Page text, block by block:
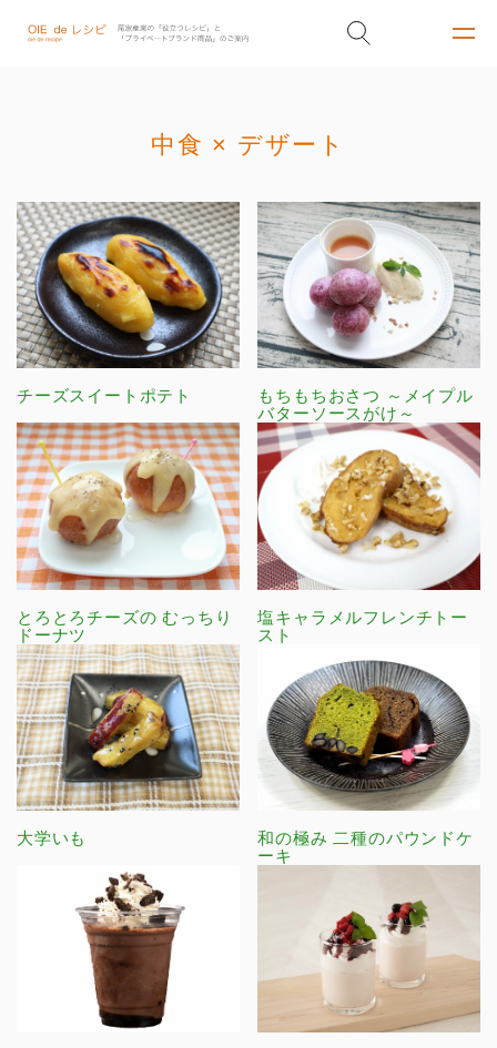
中食 × デザート
チーズスイートポテト
もちもちおさつ ～メイプル
バターソースがけ～
とろとろチーズの むっちり
ドーナツ
塩キャラメルフレンチトー
スト
大学いも
和の極み 二種のパウンドケ
ーキ